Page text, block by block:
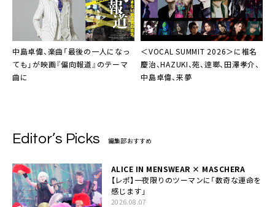
中島卓偉、楽曲「最後の一人になっ
ても」が映画『偏向報道』のテーマ
曲に
＜VOCAL SUMMIT 2026＞に椎名
慶治、HAZUKI、苑、逹瑯、⽥澤孝介、
中島卓偉、来夢
Editor’s Picks 編集部おすすめ
ALICE IN MENSWEAR × MASCHERA
【レポ】一夜限りのツーマンに「数奇な運命を
感じます」
2026.08.07